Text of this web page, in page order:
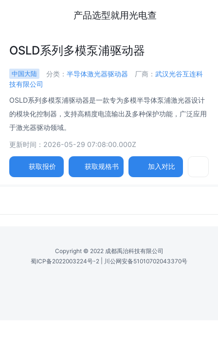
产品选型就用光电查
OSLD系列多模泵浦驱动器
中国大陆 分类： 半导体激光器驱动器 厂商：武汉光谷互连科
技有限公司
OSLD系列多模泵浦驱动器是一款专为多模半导体泵浦激光器设计
的模块化控制器，支持高精度电流输出及多种保护功能，广泛应用
于激光器驱动领域。
更新时间：2026-05-29 07:08:00.000Z
获取报价 获取规格书 加入对比
Copyright © 2022 成都禹治科技有限公司
蜀ICP备2022003224号-2
川公网安备51010702043370号